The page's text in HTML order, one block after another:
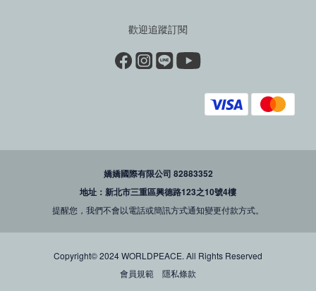
歡迎追蹤訂閱
嬌嬌國際有限公司 82883352
地址：新北市三重區興德路123之10號4樓
提醒您，我們不會以電話或簡訊方式通知變更付款方式。
Copyright© 2024 WORLDPEACE. All Rights Reserved
會員規範
隱私條款